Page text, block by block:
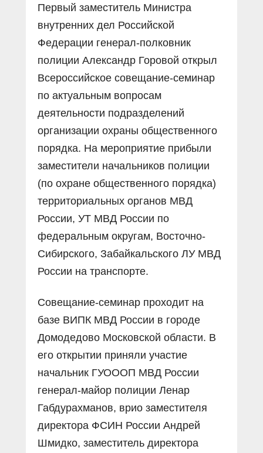
Первый заместитель Министра
внутренних дел Российской
Федерации генерал-полковник
полиции Александр Горовой открыл
Всероссийское совещание-семинар
по актуальным вопросам
деятельности подразделений
организации охраны общественного
порядка. На мероприятие прибыли
заместители начальников полиции
(по охране общественного порядка)
территориальных органов МВД
России, УТ МВД России по
федеральным округам, Восточно-
Сибирского, Забайкальского ЛУ МВД
России на транспорте.
Совещание-семинар проходит на
базе ВИПК МВД России в городе
Домодедово Московской области. В
его открытии приняли участие
начальник ГУОООП МВД России
генерал-майор полиции Ленар
Габдурахманов, врио заместителя
директора ФСИН России Андрей
Шмидко, заместитель директора